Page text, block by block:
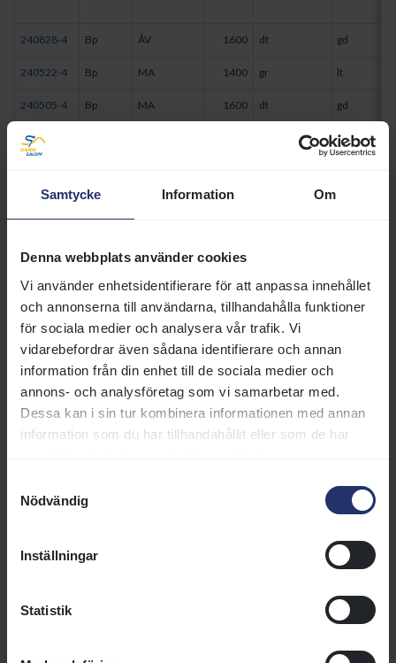
Samtycke Information Om
Denna webbplats använder cookies
Vi använder enhetsidentifierare för att anpassa innehållet
och annonserna till användarna, tillhandahålla funktioner
för sociala medier och analysera vår trafik. Vi
vidarebefordrar även sådana identifierare och annan
information från din enhet till de sociala medier och
annons- och analysföretag som vi samarbetar med.
Dessa kan i sin tur kombinera informationen med annan
information som du har tillhandahållit eller som de har
Nödvändig
Inställningar
Statistik
240828-4 Bp ÅV 1600 dt gd
240522-4 Bp MA 1400 gr lt
240505-4 Bp MA 1600 dt gd
240405-kv gd
231119-8 Bp 1600
230827-10 Bp H60 1600 gr gd
230813-4 Gg H60 2400 gr
230723-6 Bp MA 2100 gr
230628-3 Gg H52 2200 gr gd
230618-2 Gg ÅV 2200 gr gd
230528-4 Gg
230514-4 Gg gd
gd